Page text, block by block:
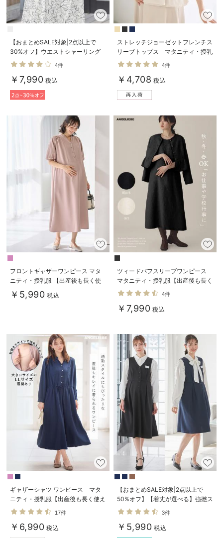
【おまとめSALE対象|2点以上で
30%オフ】ウエストシャーリング
プリントロングワンピース マタニ
ティ・授乳服【出産後も長く使え
る】
4件
￥7,990 税込
ストレッチジョーゼットフレンチス
リーブトップス マタニティ・授乳
服【出産後も長く使える】
4件
￥4,708 税込
フロントギャザーワンピース マタ
ニティ・授乳服 【出産後も長く使
える】
￥5,990 税込
ツィードパフスリーブワンピース
マタニティ・授乳服【出産後も長く
使える】
4件
￥7,990 税込
ギャザーシャツ ワンピース マタ
ニティ・授乳服【出産後も長く使え
る】
17件
￥6,990 税込
【おまとめSALE対象|2点以上で
50%オフ】【着丈が選べる】強撚ス
ムースベストワンピース マタニテ
ィ【出産後も長く使える】
3件
￥5,990 税込